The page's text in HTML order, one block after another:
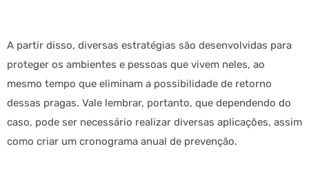
A partir disso, diversas estratégias são desenvolvidas para
proteger os ambientes e pessoas que vivem neles, ao
mesmo tempo que eliminam a possibilidade de retorno
dessas pragas. Vale lembrar, portanto, que dependendo do
caso, pode ser necessário realizar diversas aplicações, assim
como criar um cronograma anual de prevenção.